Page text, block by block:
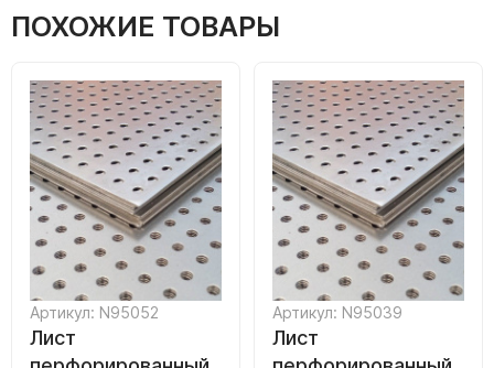
ПОХОЖИЕ ТОВАРЫ
Артикул: N95052
Лист
Артикул: N95039
Лист